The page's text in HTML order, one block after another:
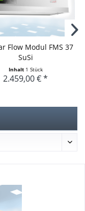
Flow Modul FMS 37
SuSi
Inhalt 1 Stück
2.459,00 € *